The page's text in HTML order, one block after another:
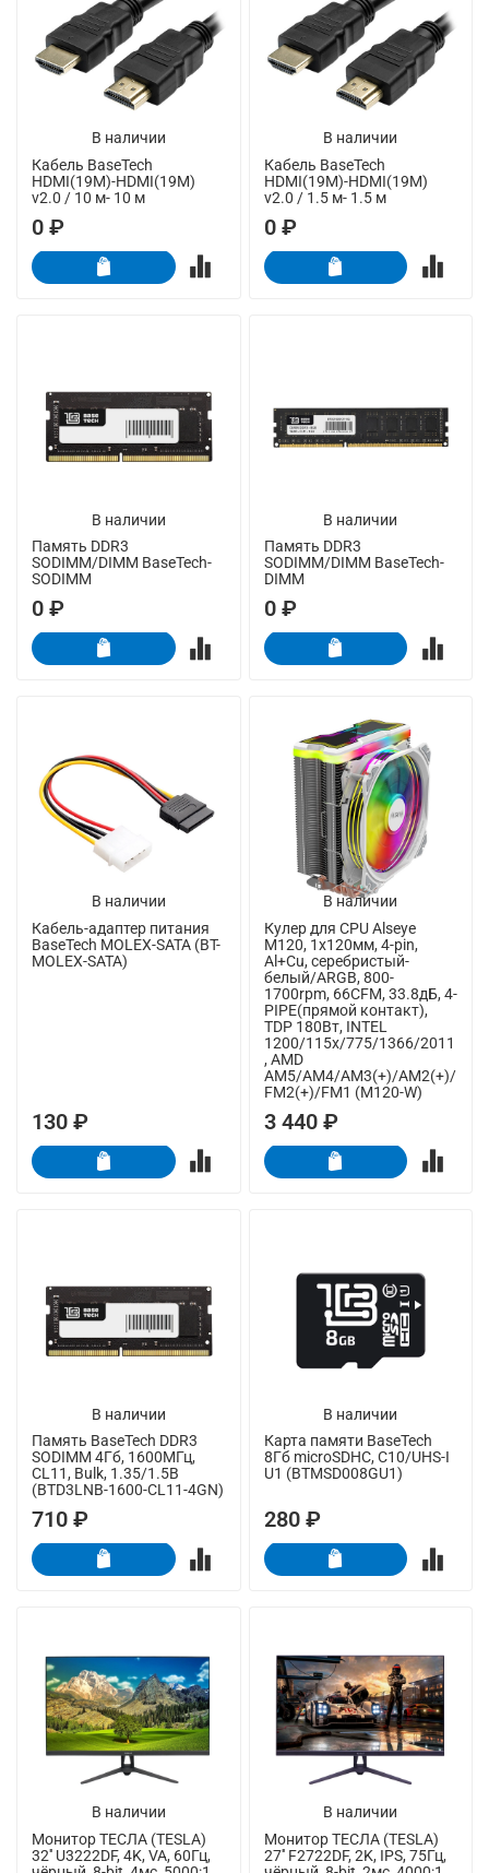
В наличии
Кабель BaseTech
HDMI(19M)-HDMI(19M)
v2.0 / 10 м- 10 м
0 ₽
В наличии
Кабель BaseTech
HDMI(19M)-HDMI(19M)
v2.0 / 1.5 м- 1.5 м
0 ₽
В наличии
Память DDR3
SODIMM/DIMM BaseTech-
SODIMM
0 ₽
В наличии
Память DDR3
SODIMM/DIMM BaseTech-
DIMM
0 ₽
В наличии
Кабель-адаптер питания
BaseTech MOLEX-SATA (BT-
MOLEX-SATA)
130 ₽
В наличии
Кулер для CPU Alseye
M120, 1х120мм, 4-pin,
Al+Cu, серебристый-
белый/ARGB, 800-
1700rpm, 66CFM, 33.8дБ, 4-
PIPE(прямой контакт),
TDP 180Вт, INTEL
1200/115x/775/1366/2011
, AMD
AM5/AM4/AM3(+)/AM2(+)/
FM2(+)/FM1 (M120-W)
3 440 ₽
В наличии
Память BaseTech DDR3
SODIMM 4Гб, 1600МГц,
CL11, Bulk, 1.35/1.5В
(BTD3LNB-1600-CL11-4GN)
710 ₽
В наличии
Карта памяти BaseTech
8Гб microSDHC, C10/UHS-I
U1 (BTMSD008GU1)
280 ₽
В наличии
Монитор ТЕСЛА (TESLA)
32'' U3222DF, 4K, VA, 60Гц,
В наличии
Монитор ТЕСЛА (TESLA)
27'' F2722DF, 2K, IPS, 75Гц,